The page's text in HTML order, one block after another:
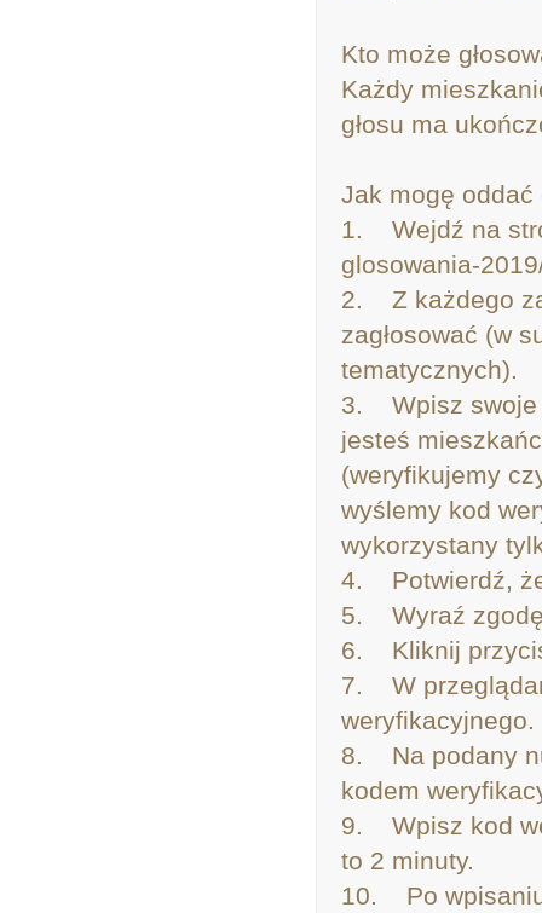
Kto może
Każdy
głosu ma
Jak mogę oddać
1. Wejdź na
glosowania-
2. Z każdego
zagłosować (w
tematycznych).
3. Wpisz swoje
jesteś
(weryfikujemy
wyślemy kod
wykorzystany
4. Potwierdź,
5. Wyraź zgodę
6. Kliknij
7. W
weryfikacyjnego.
8. Na podany
kodem
9. Wpisz kod
to 2 minuty.
10. Po wpisaniu